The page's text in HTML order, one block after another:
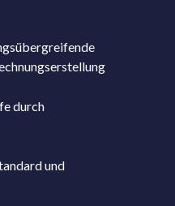
durch
und